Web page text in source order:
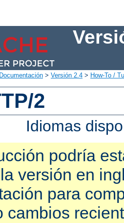
Documentación > Versión 2.4 > How-To /
2
Idiomas
podría
versión en
para
cambios